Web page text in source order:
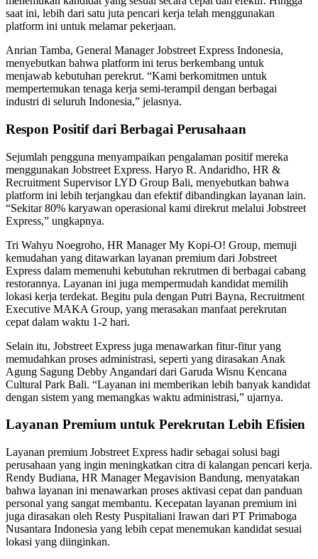
saat ini, lebih dari satu juta pencari kerja telah menggunakan
platform ini untuk melamar pekerjaan.
Anrian Tamba, General Manager Jobstreet Express Indonesia,
menyebutkan bahwa platform ini terus berkembang untuk
menjawab kebutuhan perekrut. “Kami berkomitmen untuk
mempertemukan tenaga kerja semi-terampil dengan berbagai
industri di seluruh Indonesia,” jelasnya.
Respon Positif dari Berbagai Perusahaan
Sejumlah pengguna menyampaikan pengalaman positif mereka
menggunakan Jobstreet Express. Haryo R. Andaridho, HR &
Recruitment Supervisor LYD Group Bali, menyebutkan bahwa
platform ini lebih terjangkau dan efektif dibandingkan layanan lain.
“Sekitar 80% karyawan operasional kami direkrut melalui Jobstreet
Express,” ungkapnya.
Tri Wahyu Noegroho, HR Manager My Kopi-O! Group, memuji
kemudahan yang ditawarkan layanan premium dari Jobstreet
Express dalam memenuhi kebutuhan rekrutmen di berbagai cabang
restorannya. Layanan ini juga mempermudah kandidat memilih
lokasi kerja terdekat. Begitu pula dengan Putri Bayna, Recruitment
Executive MAKA Group, yang merasakan manfaat perekrutan
cepat dalam waktu 1-2 hari.
Selain itu, Jobstreet Express juga menawarkan fitur-fitur yang
memudahkan proses administrasi, seperti yang dirasakan Anak
Agung Sagung Debby Angandari dari Garuda Wisnu Kencana
Cultural Park Bali. “Layanan ini memberikan lebih banyak kandidat
dengan sistem yang memangkas waktu administrasi,” ujarnya.
Layanan Premium untuk Perekrutan Lebih Efisien
Layanan premium Jobstreet Express hadir sebagai solusi bagi
perusahaan yang ingin meningkatkan citra di kalangan pencari kerja.
Rendy Budiana, HR Manager Megavision Bandung, menyatakan
bahwa layanan ini menawarkan proses aktivasi cepat dan panduan
personal yang sangat membantu. Kecepatan layanan premium ini
juga dirasakan oleh Resty Puspitaliani Irawan dari PT Primaboga
Nusantara Indonesia yang lebih cepat menemukan kandidat sesuai
lokasi yang diinginkan.